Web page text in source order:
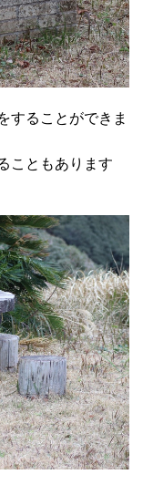
することができま
こともあります